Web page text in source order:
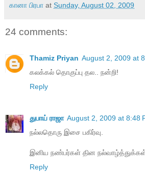
கானா பிரபா at Sunday, August 02, 2009
24 comments:
Thamiz Priyan August 2, 2009 at
கலக்கல் தொகுப்பு தல.. நன்றி!
Reply
துபாய் ராஜா August 2, 2009 at 8:48
நல்லதொரு இசை பகிர்வு.
இனிய நண்பர்கள் தின
Reply